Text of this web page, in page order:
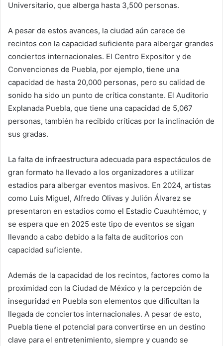
Universitario, que alberga hasta 3,500 personas.
A pesar de estos avances, la ciudad aún carece de
recintos con la capacidad suficiente para albergar grandes
conciertos internacionales. El Centro Expositor y de
Convenciones de Puebla, por ejemplo, tiene una
capacidad de hasta 20,000 personas, pero su calidad de
sonido ha sido un punto de crítica constante. El Auditorio
Explanada Puebla, que tiene una capacidad de 5,067
personas, también ha recibido críticas por la inclinación de
sus gradas.
La falta de infraestructura adecuada para espectáculos de
gran formato ha llevado a los organizadores a utilizar
estadios para albergar eventos masivos. En 2024, artistas
como Luis Miguel, Alfredo Olivas y Julión Álvarez se
presentaron en estadios como el Estadio Cuauhtémoc, y
se espera que en 2025 este tipo de eventos se sigan
llevando a cabo debido a la falta de auditorios con
capacidad suficiente.
Además de la capacidad de los recintos, factores como la
proximidad con la Ciudad de México y la percepción de
inseguridad en Puebla son elementos que dificultan la
llegada de conciertos internacionales. A pesar de esto,
Puebla tiene el potencial para convertirse en un destino
clave para el entretenimiento, siempre y cuando se